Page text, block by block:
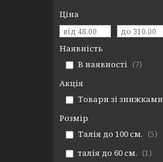
Ціна
Наявність
В наявності
7
Акція
Товари зі знижками
Розмір
Талія до 100 см.
5
талія до 60 см.
1